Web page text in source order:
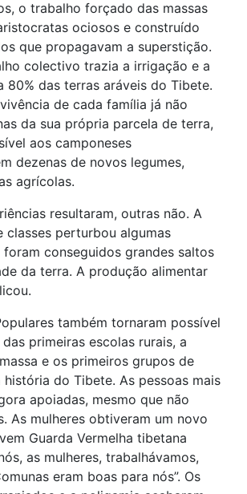
o trabalho forçado das massas
ociosos e construído
que propagavam a superstição.
colectivo trazia a irrigação e a
80% das terras aráveis do Tibete.
de cada família já não
da sua própria parcela de terra,
aos camponeses
dezenas de novos legumes,
agrícolas.
resultaram, outras não. A
classes perturbou algumas
foram conseguidos grandes saltos
da terra. A produção alimentar
também tornaram possível
primeiras escolas rurais, a
e os primeiros grupos de
do Tibete. As pessoas mais
apoiadas, mesmo que não
As mulheres obtiveram um novo
Guarda Vermelha tibetana
as mulheres, trabalhávamos,
eram boas para nós”. Os